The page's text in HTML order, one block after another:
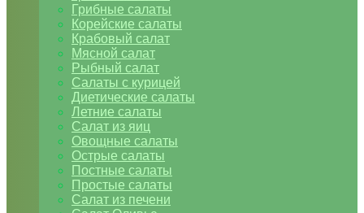
Грибные салаты
Корейские салаты
Крабовый салат
Мясной салат
Рыбный салат
Салаты с курицей
Диетические салаты
Летние салаты
Салат из яиц
Овощные салаты
Острые салаты
Постные салаты
Простые салаты
Салат из печени